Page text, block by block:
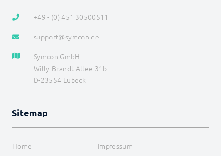
+49 - (0) 451 30500511
support@symcon.de
Symcon GmbH
Willy-Brandt-Allee 31b
D-23554 Lübeck
Sitemap
Home
Impressum